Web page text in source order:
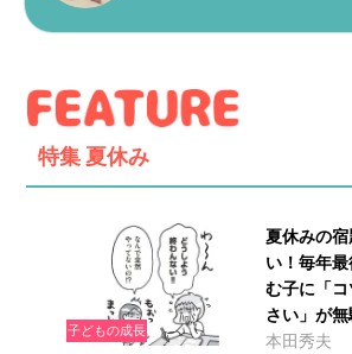
特集 夏休み
子どもの成長
夏休みの
い！毎年
む子に「
さい」が
本田秀夫